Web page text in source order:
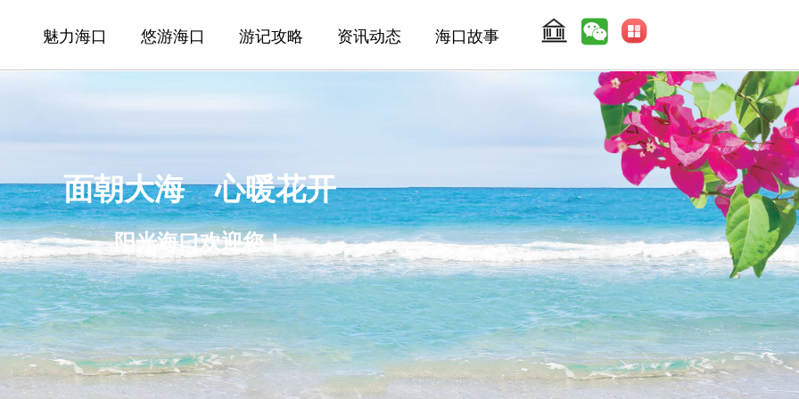
魅力海口 悠游海口 游记攻略 资讯动态 海口故事
面朝大海 心暖花开
阳光海口欢迎您！